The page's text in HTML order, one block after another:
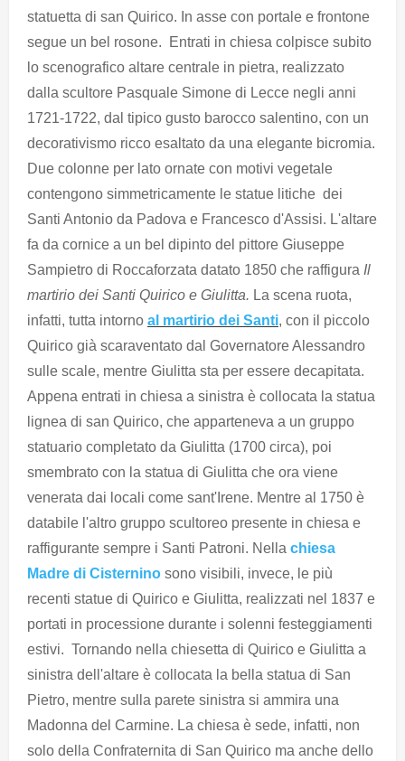
statuetta di san Quirico. In asse con portale e frontone
segue un bel rosone. Entrati in chiesa colpisce subito
lo scenografico altare centrale in pietra, realizzato
dalla scultore Pasquale Simone di Lecce negli anni
1721-1722, dal tipico gusto barocco salentino, con un
decorativismo ricco esaltato da una elegante bicromia.
Due colonne per lato ornate con motivi vegetale
contengono simmetricamente le statue litiche dei
Santi Antonio da Padova e Francesco d'Assisi. L'altare
fa da cornice a un bel dipinto del pittore Giuseppe
Sampietro di Roccaforzata datato 1850 che raffigura Il
martirio dei Santi Quirico e Giulitta. La scena ruota,
infatti, tutta intorno al martirio dei Santi, con il piccolo
Quirico già scaraventato dal Governatore Alessandro
sulle scale, mentre Giulitta sta per essere decapitata.
Appena entrati in chiesa a sinistra è collocata la statua
lignea di san Quirico, che apparteneva a un gruppo
statuario completato da Giulitta (1700 circa), poi
smembrato con la statua di Giulitta che ora viene
venerata dai locali come sant'Irene. Mentre al 1750 è
databile l'altro gruppo scultoreo presente in chiesa e
raffigurante sempre i Santi Patroni. Nella chiesa
Madre di Cisternino sono visibili, invece, le più
recenti statue di Quirico e Giulitta, realizzati nel 1837 e
portati in processione durante i solenni festeggiamenti
estivi. Tornando nella chiesetta di Quirico e Giulitta a
sinistra dell'altare è collocata la bella statua di San
Pietro, mentre sulla parete sinistra si ammira una
Madonna del Carmine. La chiesa è sede, infatti, non
solo della Confraternita di San Quirico ma anche dello